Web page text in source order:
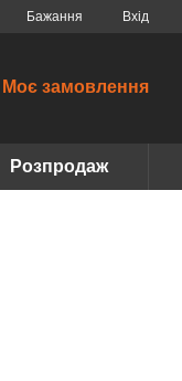
Бажання Вхід
Моє замовлення
Розпродаж